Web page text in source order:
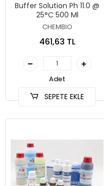
Buffer Solution Ph 11.0 @
25°C 500 Ml
CHEMBIO
461,63 TL
Adet
SEPETE EKLE